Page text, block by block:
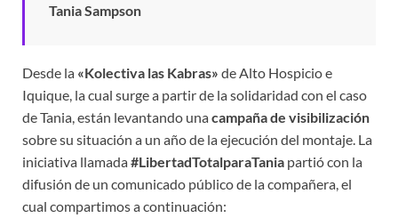
Tania Sampson
Desde la «Kolectiva las Kabras» de Alto Hospicio e
Iquique, la cual surge a partir de la solidaridad con el caso
de Tania, están levantando unacampaña de visibilización
sobre su situación a un año de la ejecución del montaje. La
iniciativa llamada#LibertadTotalparaTania partió con la
difusión de un comunicado público de la compañera, el
cual compartimos a continuación: